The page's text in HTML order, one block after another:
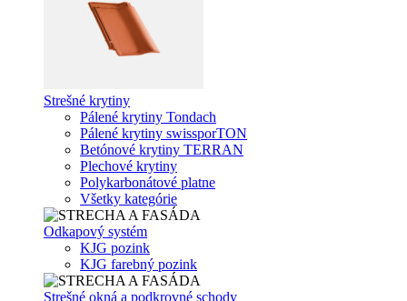
Strešné krytiny
Pálené krytiny Tondach
Pálené krytiny swissporTON
Betónové krytiny TERRAN
Plechové krytiny
Polykarbonátové platne
Všetky kategórie
Odkapový systém
KJG pozink
KJG farebný pozink
Strešné okná a podkrovné schody